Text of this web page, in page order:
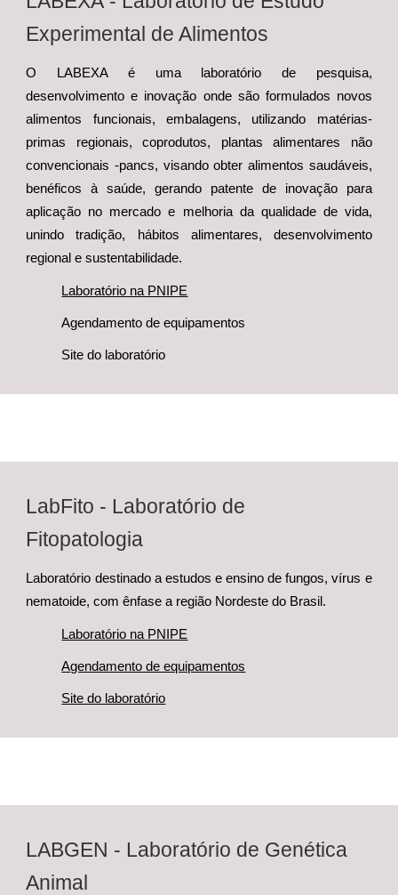
Experimental de Alimentos
O LABEXA é uma laboratório de pesquisa,
desenvolvimento e inovação onde são formulados novos
alimentos funcionais, embalagens, utilizando matérias-
primas regionais, coprodutos, plantas alimentares não
convencionais -pancs, visando obter alimentos saudáveis,
benéficos à saúde, gerando patente de inovação para
aplicação no mercado e melhoria da qualidade de vida,
unindo tradição, hábitos alimentares, desenvolvimento
regional e sustentabilidade.
Laboratório na PNIPE
Agendamento de equipamentos
Site do laboratório
LabFito - Laboratório de
Fitopatologia
Laboratório destinado a estudos e ensino de fungos, vírus e
nematoide, com ênfase a região Nordeste do Brasil.
Laboratório na PNIPE
Agendamento de equipamentos
Site do laboratório
LABGEN - Laboratório de Genética
Animal